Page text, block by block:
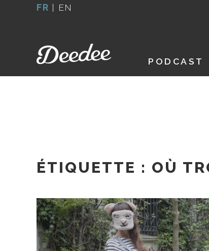
FR | EN
PODCAST
ÉTIQUETTE : OÙ